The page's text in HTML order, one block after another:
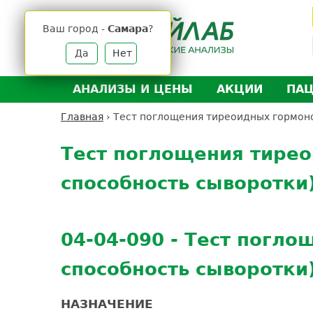
Ваш город - Самара?
Да Нет
АНАЛИЗЫ И ЦЕНЫ
Анализы и цены
Выезд на дом
Подготовка к анализам
АКЦИИ
Главная › Тест поглощения тиреоидныx
to
top
Тест поглощения
способность
04-04-090 - Тест
способность
НАЗНАЧЕНИЕ